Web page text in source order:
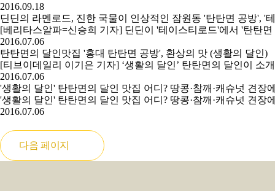
2016.09.18
딘딘의 라멘로드, 진한 국물이 인상적인 잠원동 '탄탄면 공방', '
[베리타스알파=신승희 기자] 딘딘이 '테이스티로드'에서 '탄탄
2016.07.06
탄탄면의 달인맛집 '홍대 탄탄면 공방', 환상의 맛 (생활의 달인)
[티브이데일리 이기은 기자] ‘생활의 달인’ 탄탄면의 달인이 소
2016.07.06
'생활의 달인' 탄탄면의 달인 맛집 어디? 땅콩·참깨·캐슈넛 견장
'생활의 달인' 탄탄면의 달인 맛집 어디? 땅콩·참깨·캐슈넛 견
2016.07.06
다음 페이지